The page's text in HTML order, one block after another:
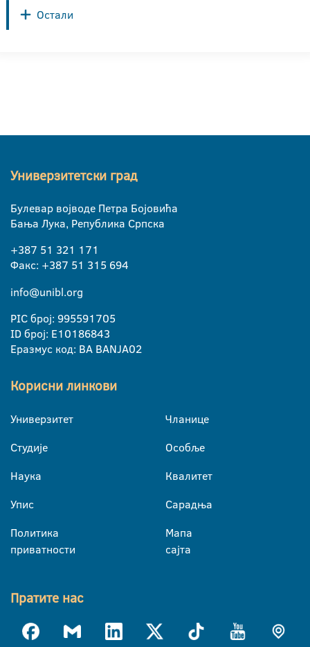
Остали
Универзитетски град
Булевар војводе Петра Бојовића
Бања Лука, Република Српска
+387 51 321 171
Факс: +387 51 315 694
info@unibl.org
PIC број: 995591705
ID број: E10186843
Еразмус код: BA BANJA02
Корисни линкови
Универзитет
Студије
Наука
Упис
Политика
приватности
Чланице
Особље
Квалитет
Сарадња
Мапа
сајта
Пратите нас